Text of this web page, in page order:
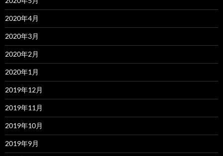
2020年4月
2020年3月
2020年2月
2020年1月
2019年12月
2019年11月
2019年10月
2019年9月